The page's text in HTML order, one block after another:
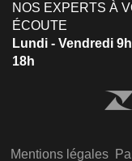
NOS EXPERTS À
ÉCOUTE
Lundi - Vendredi
18h
Mentions légales